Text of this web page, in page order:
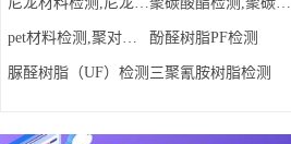
pet材料检测,聚对苯二甲酸乙二醇酯材料检测实验室 酚醛树脂PF检测
脲醛树脂（UF）检测 三聚氰胺树脂检测